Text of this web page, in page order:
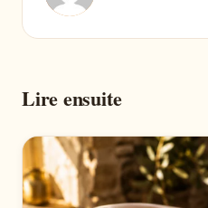
Lire ensuite